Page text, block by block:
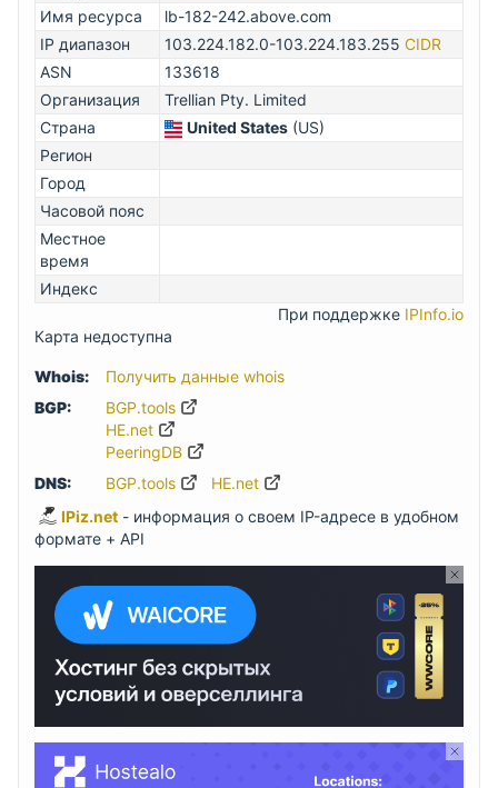
Имя ресурса
lb-182-242.above.com
IP диапазон
103.224.182.0-103.224.183.255 CIDR
ASN
133618
Организация
Trellian Pty. Limited
Страна
United States (US)
Регион
Город
Часовой пояс
Местное
время
Индекс
При поддержке IPInfo.io
Карта недоступна
Whois:
Получить данные whois
BGP:
BGP.tools
HE.net
PeeringDB
DNS:
BGP.tools
HE.net
IPiz.net - информация о своем IP-адресе в удобном
формате + API